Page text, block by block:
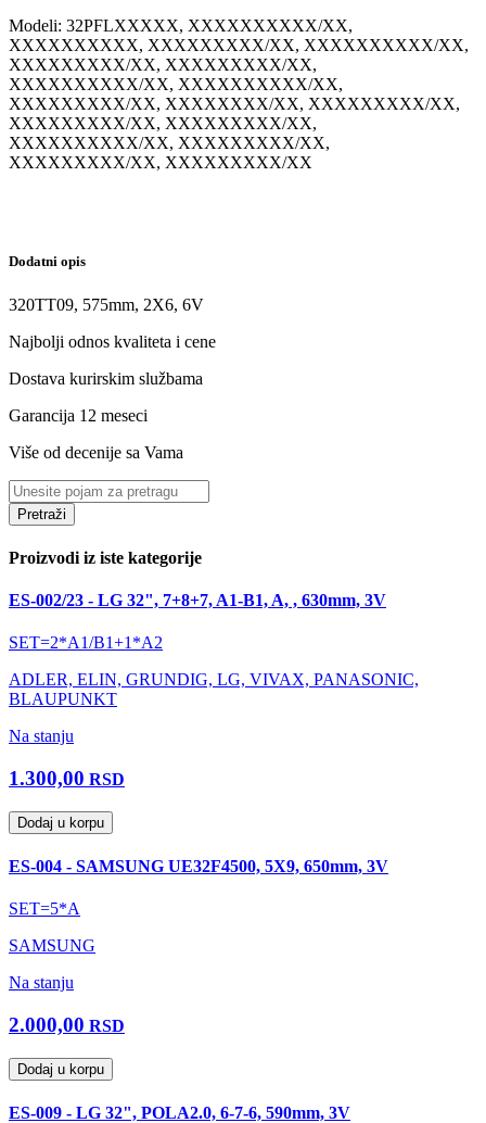
Modeli: 32PFLXXXXX, XXXXXXXXXX/XX,
XXXXXXXXXX, XXXXXXXXX/XX, XXXXXXXXXX/XX,
XXXXXXXXX/XX, XXXXXXXXX/XX,
XXXXXXXXXX/XX, XXXXXXXXXX/XX,
XXXXXXXXX/XX, XXXXXXXX/XX, XXXXXXXXX/XX,
XXXXXXXXX/XX, XXXXXXXXX/XX,
XXXXXXXXXX/XX, XXXXXXXXX/XX,
XXXXXXXXX/XX, XXXXXXXXX/XX
Dodatni opis
320TT09, 575mm, 2X6, 6V
Najbolji odnos kvaliteta i cene
Dostava kurirskim službama
Garancija 12 meseci
Više od decenije sa Vama
Pretraži
Proizvodi iz iste kategorije
ES-002/23 - LG 32", 7+8+7, A1-B1, A, , 630mm, 3V
SET=2*A1/B1+1*A2
ADLER, ELIN, GRUNDIG, LG, VIVAX, PANASONIC,
BLAUPUNKT
Na stanju
1.300,00 RSD
Dodaj u korpu
ES-004 - SAMSUNG UE32F4500, 5X9, 650mm, 3V
SET=5*A
SAMSUNG
Na stanju
2.000,00 RSD
Dodaj u korpu
ES-009 - LG 32", POLA2.0, 6-7-6, 590mm, 3V